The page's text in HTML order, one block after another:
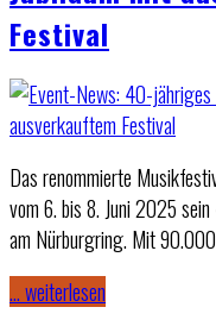
Festival
Das renommierte
vom 6. bis 8. Juni 2025
am Nürburgring. Mit
… weiterlesen